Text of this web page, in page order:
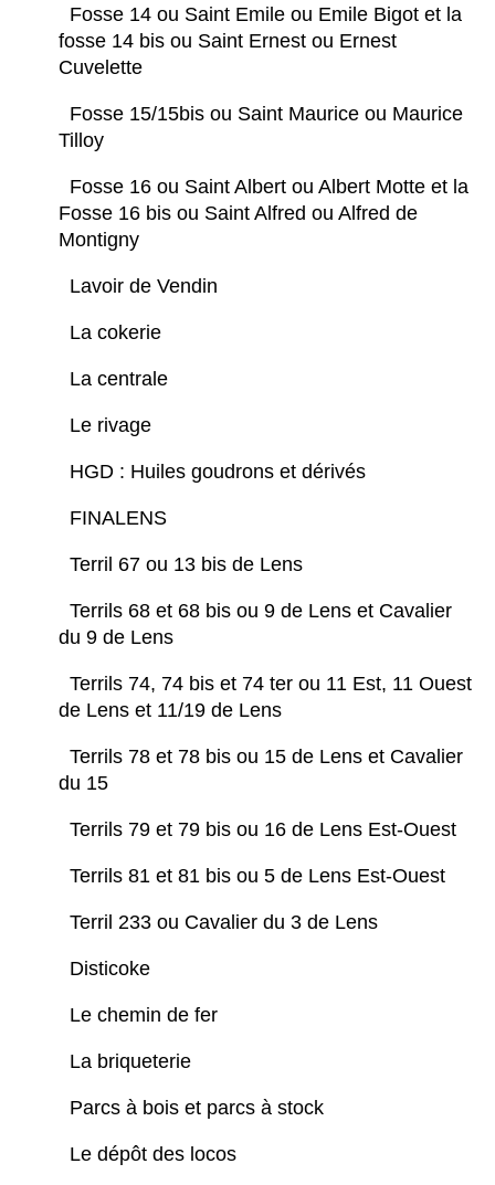
Fosse 14 ou Saint Emile ou Emile Bigot et la
fosse 14 bis ou Saint Ernest ou Ernest
Cuvelette
Fosse 15/15bis ou Saint Maurice ou Maurice
Tilloy
Fosse 16 ou Saint Albert ou Albert Motte et la
Fosse 16 bis ou Saint Alfred ou Alfred de
Montigny
Lavoir de Vendin
La cokerie
La centrale
Le rivage
HGD : Huiles goudrons et dérivés
FINALENS
Terril 67 ou 13 bis de Lens
Terrils 68 et 68 bis ou 9 de Lens et Cavalier
du 9 de Lens
Terrils 74, 74 bis et 74 ter ou 11 Est, 11 Ouest
de Lens et 11/19 de Lens
Terrils 78 et 78 bis ou 15 de Lens et Cavalier
du 15
Terrils 79 et 79 bis ou 16 de Lens Est-Ouest
Terrils 81 et 81 bis ou 5 de Lens Est-Ouest
Terril 233 ou Cavalier du 3 de Lens
Disticoke
Le chemin de fer
La briqueterie
Parcs à bois et parcs à stock
Le dépôt des locos